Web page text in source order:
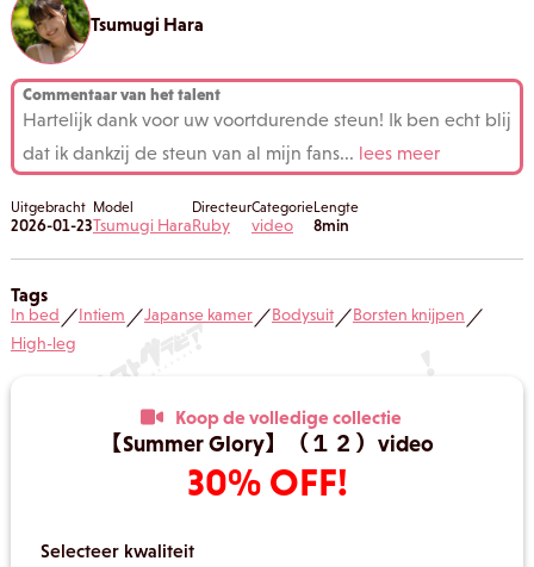
Tsumugi Hara
Commentaar van het talent
Hartelijk dank voor uw voortdurende steun! Ik ben echt blij
dat ik dankzij de steun van al mijn fans... lees meer
Uitgebracht
2026-01-23
Model
Tsumugi Hara
Directeur
Ruby
Categorie
video
Lengte
8min
Tags
In bed／Intiem／Japanse kamer／Bodysuit／Borsten knijpen／
High-leg
Koop de volledige collectie
【Summer Glory】（１２）video
30% OFF!
Selecteer kwaliteit